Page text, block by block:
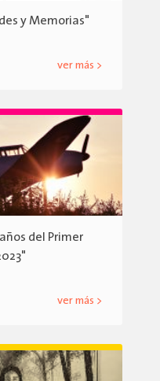
y Memorias"
ver más >
del Primer
ver más >